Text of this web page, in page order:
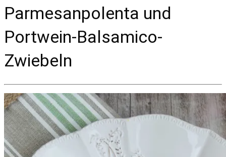
Parmesanpolenta und
Portwein-Balsamico-
Zwiebeln